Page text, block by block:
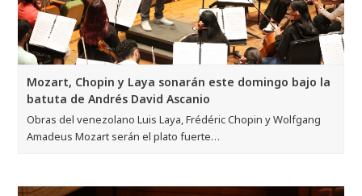
Mozart, Chopin y Laya sonarán este domingo bajo la
batuta de Andrés David Ascanio
Obras del venezolano Luis Laya, Frédéric Chopin y Wolfgang
Amadeus Mozart serán el plato fuerte…